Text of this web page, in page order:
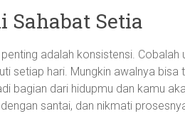
Sahabat Setia
adalah konsistensi. Cobalah
setiap hari. Mungkin awalnya
bagian dari hidupmu dan kamu
santai, dan nikmati